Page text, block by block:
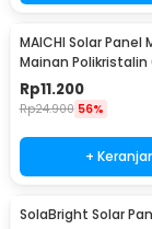
MAICHI Solar Panel
Mainan
5V 60mA 0.3W -
Rp11.200
Rp24.900 56%
+
SolaBright Solar